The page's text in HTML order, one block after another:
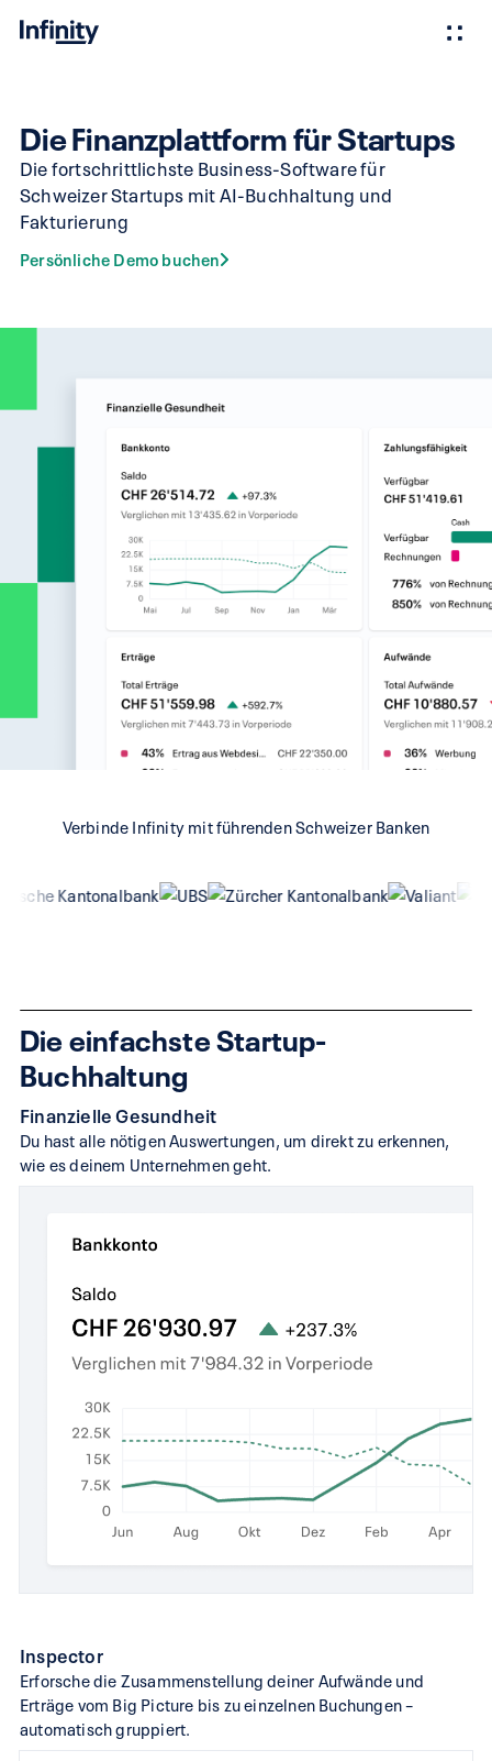
Die Finanzplattform für Startups
Die fortschrittlichste Business-Software für
Schweizer Startups mit AI-Buchhaltung und
Fakturierung
Persönliche Demo buchen
Verbinde Infinity mit führenden Schweizer Banken
Die einfachste Startup-
Buchhaltung
Finanzielle Gesundheit
Du hast alle nötigen Auswertungen, um direkt zu erkennen,
wie es deinem Unternehmen geht.
Inspector
Erforsche die Zusammenstellung deiner Aufwände und
Erträge vom Big Picture bis zu einzelnen Buchungen –
automatisch gruppiert.